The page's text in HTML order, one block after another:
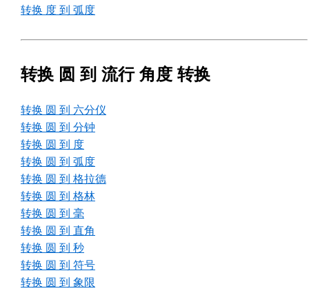
转换 度 到 弧度
转换 圆 到 流行 角度 转换
转换 圆 到 六分仪
转换 圆 到 分钟
转换 圆 到 度
转换 圆 到 弧度
转换 圆 到 格拉德
转换 圆 到 格林
转换 圆 到 毫
转换 圆 到 直角
转换 圆 到 秒
转换 圆 到 符号
转换 圆 到 象限